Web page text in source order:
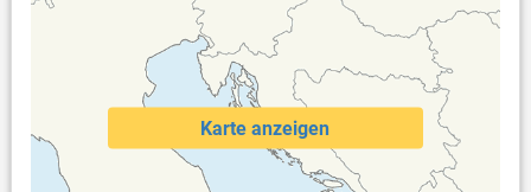
Karte anzeigen